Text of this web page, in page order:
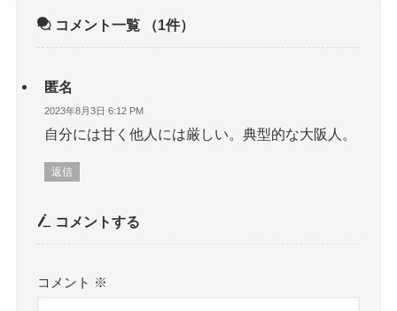
コメント一覧 （1件）
匿名
2023年8月3日 6:12 PM
自分には甘く他人には厳しい。典型的な大阪人。
返信
コメントする
コメント ※